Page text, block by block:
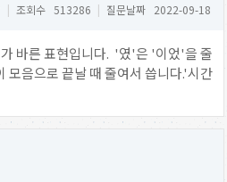
| 조회수 513286 | 질문날짜 2022-09-18
바른 표현입니다. '였'은 '이었'을 줄
모음으로 끝날 때 줄여서 씁니다.'시간